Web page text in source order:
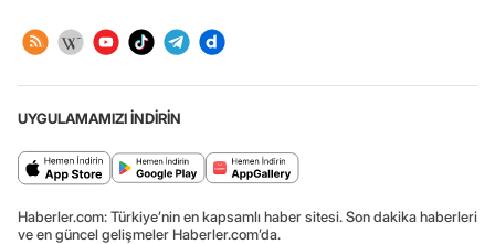
UYGULAMAMIZI İNDİRİN
Haberler.com: Türkiye’nin en kapsamlı haber sitesi. Son dakika haberleri
ve en güncel gelişmeler Haberler.com’da.